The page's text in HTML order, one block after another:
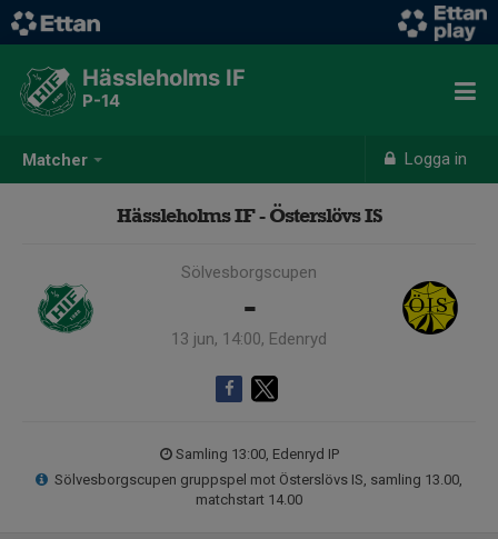
Matcher Logga in
Hässleholms IF
P-14
Hässleholms IF - Österslövs IS
Sölvesborgscupen
-
13 jun, 14:00, Edenryd
Samling 13:00, Edenryd IP
Sölvesborgscupen gruppspel mot Österslövs IS, samling 13.00,
matchstart 14.00